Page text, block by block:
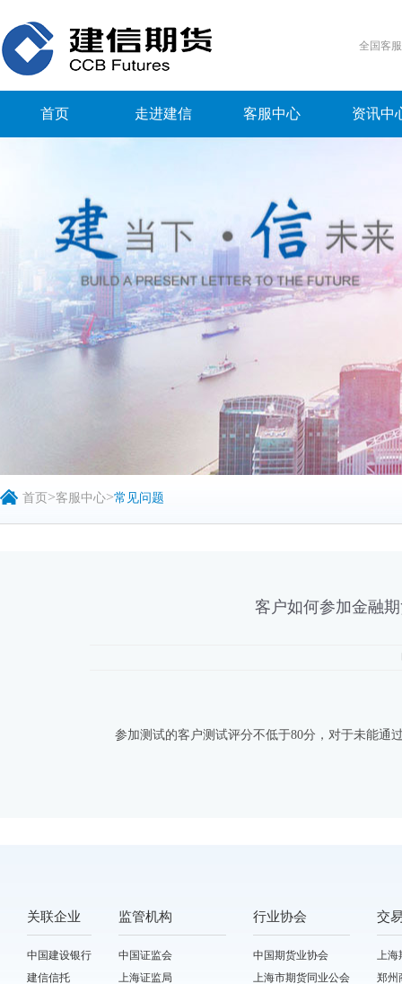
全国客
首页 走进建信 客服中心 资讯中
首页 >客服中心>常见问题
客户如何参加金融
参加测试的客户测试评分不低于80分，对于未能通
关联企业
中国建设银行
建信信托
监管机构
中国证监会
上海证监局
行业协会
中国期货业协会
上海市期货同业公会
交
上海
郑州